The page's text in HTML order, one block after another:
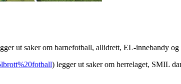
ut saker om barnefotball, allidrett, EL-innebandy
) legger ut saker om herrelaget, SMIL